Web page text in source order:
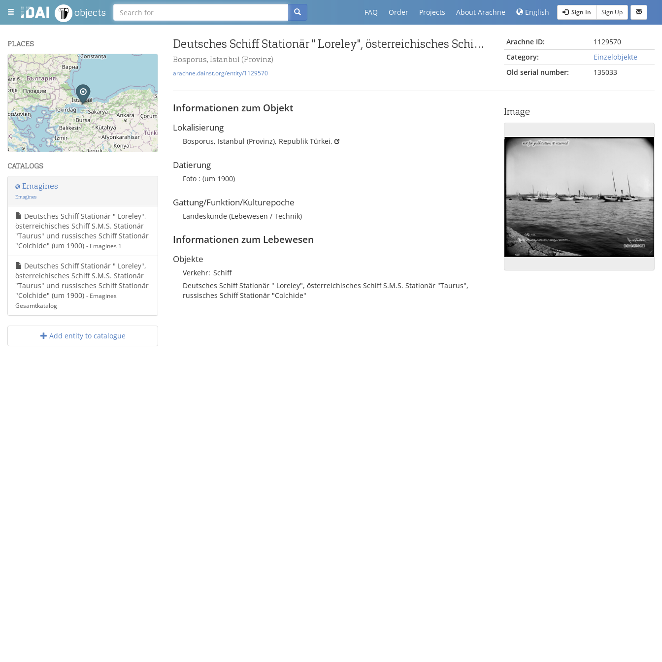
objects FAQ Order Projects About Arachne English Sign In Sign Up
PLACES
+
−
Leaflet| Maps and Data ©OpenStreetMap.
CATALOGS
Emagines
Emagines
Deutsches Schiff Stationär " Loreley",
österreichisches Schiff S.M.S. Stationär
"Taurus" und russisches Schiff Stationär
"Colchide" (um 1900) - Emagines 1
Deutsches Schiff Stationär " Loreley",
österreichisches Schiff S.M.S. Stationär
"Taurus" und russisches Schiff Stationär
"Colchide" (um 1900) - Emagines
Gesamtkatalog
Add entity to catalogue
Deutsches Schiff Stationär " Loreley", österreichisches Schiff S.M.S. Stationär "Taurus" und russisches Schiff Stationär "Colchide" (um 1900)
Bosporus, Istanbul (Provinz)
arachne.dainst.org/entity/1129570
Arachne ID:
1129570
Category:
Einzelobjekte
Old serial number:
135033
Informationen zum Objekt
Lokalisierung
Bosporus, Istanbul (Provinz), Republik Türkei,
Datierung
Foto : (um 1900)
Gattung/Funktion/Kulturepoche
Landeskunde (Lebewesen / Technik)
Informationen zum Lebewesen
Objekte
Verkehr Schiff
Deutsches Schiff Stationär " Loreley", österreichisches Schiff S.M.S. Stationär "Taurus",
russisches Schiff Stationär "Colchide"
Image